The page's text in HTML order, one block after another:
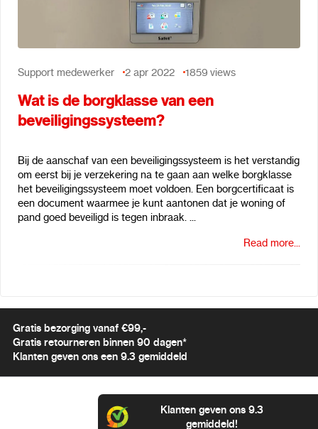
Support medewerker 2 apr 2022 1859 views
Wat is de borgklasse van een
beveiligingssysteem?
Bij de aanschaf van een beveiligingssysteem is het verstandig
om eerst bij je verzekering na te gaan aan welke borgklasse
het beveiligingssysteem moet voldoen. Een borgcertificaat is
een document waarmee je kunt aantonen dat je woning of
pand goed beveiligd is tegen inbraak. ...
Read more...
Gratis bezorging vanaf €99,-
Gratis retourneren binnen 90 dagen*
Klanten geven ons een 9.3 gemiddeld
Klanten geven ons 9.3
gemiddeld!